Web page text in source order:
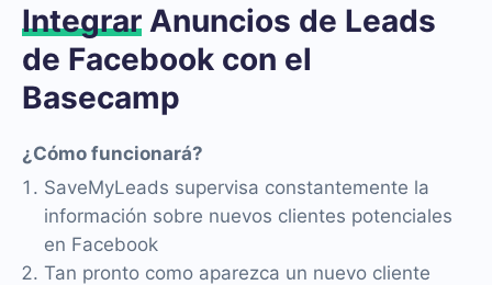
Integrar Anuncios de Leads
de Facebook con el
Basecamp
¿Cómo funcionará?
SaveMyLeads supervisa constantemente la
información sobre nuevos clientes potenciales
en Facebook
Tan pronto como aparezca un nuevo cliente